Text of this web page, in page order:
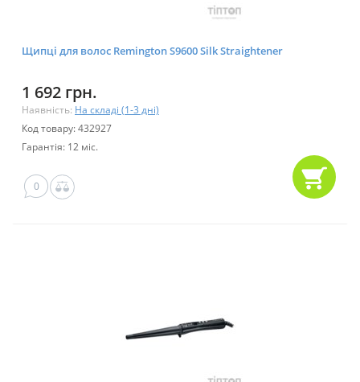
Щипці для волос Remington S9600 Silk Straightener
1 692 грн.
Наявність: На складі (1-3 дні)
Код товару: 432927
Гарантія: 12 міс.
0